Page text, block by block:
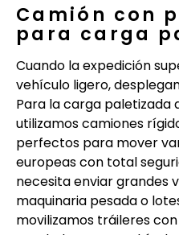
Camión con
para carga
Cuando la expedición
vehículo ligero,
Para la carga paletizada
utilizamos camiones
perfectos para mover
europeas con total
necesita enviar grandes
maquinaria pesada o
movilizamos tráileres